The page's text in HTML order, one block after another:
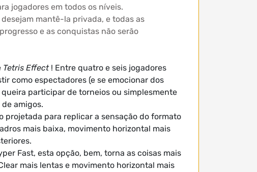
jogadores em todos os níveis.
mantê-la privada, e todas as
e as conquistas não serão
Tetris Effect! Entre quatro e seis jogadores
como espectadores (e se emocionar dos
participar de torneios ou simplesmente
amigos.
projetada para replicar a sensação do formato
mais baixa, movimento horizontal mais
Fast, esta opção, bem, torna as coisas mais
mais lentas e movimento horizontal mais